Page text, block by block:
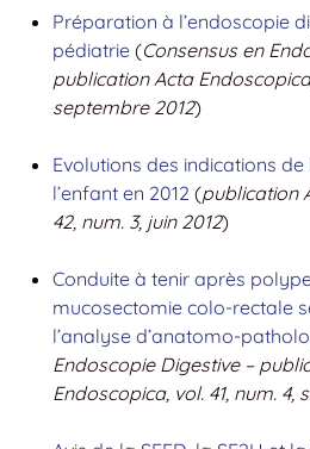
Préparation à l’endoscopie
pédiatrie (Consensus en
publication Acta
septembre 2012)
Evolutions des indications
l’enfant en 2012 (publication
42, num. 3, juin 2012)
Conduite à tenir après
mucosectomie colo-rectale
l’analyse d’anatomo-
Endoscopie Digestive –
Endoscopica, vol. 41, num. 4,